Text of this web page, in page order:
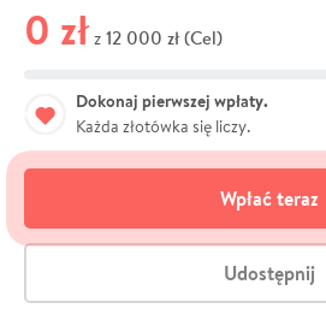
0 zł z 12 000 zł (Cel)
Dokonaj pierwszej wpłaty.
Każda złotówka się liczy.
Wpłać teraz
Udostępnij